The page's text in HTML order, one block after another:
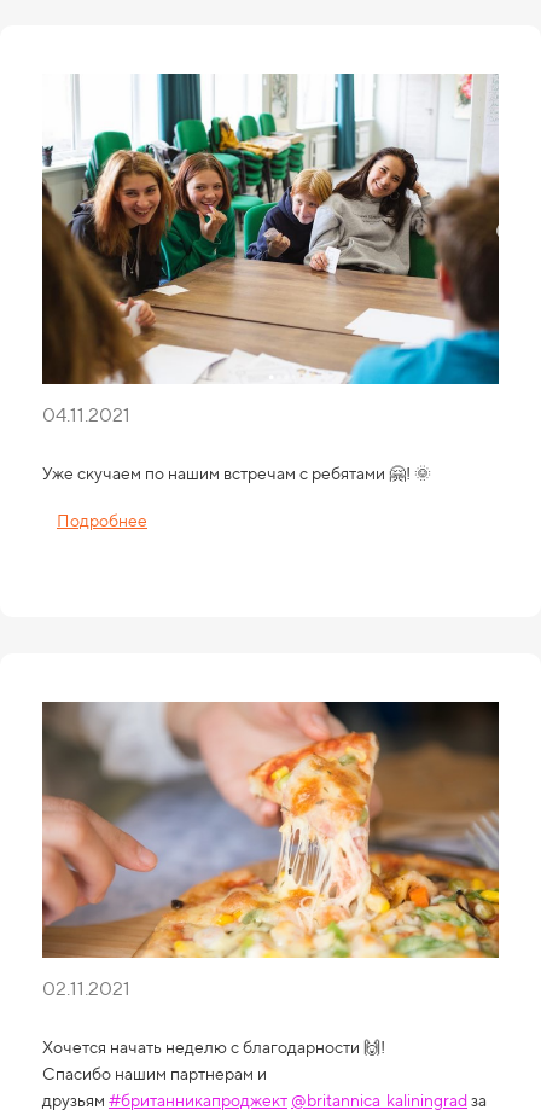
04.11.2021
Уже скучаем по нашим встречам с ребятами 🤗! 🌞
Подробнее
02.11.2021
Хочется начать неделю с благодарности 🙌!
Спасибо нашим партнерам и
друзьям #британникапроджект @britannica_kaliningradза